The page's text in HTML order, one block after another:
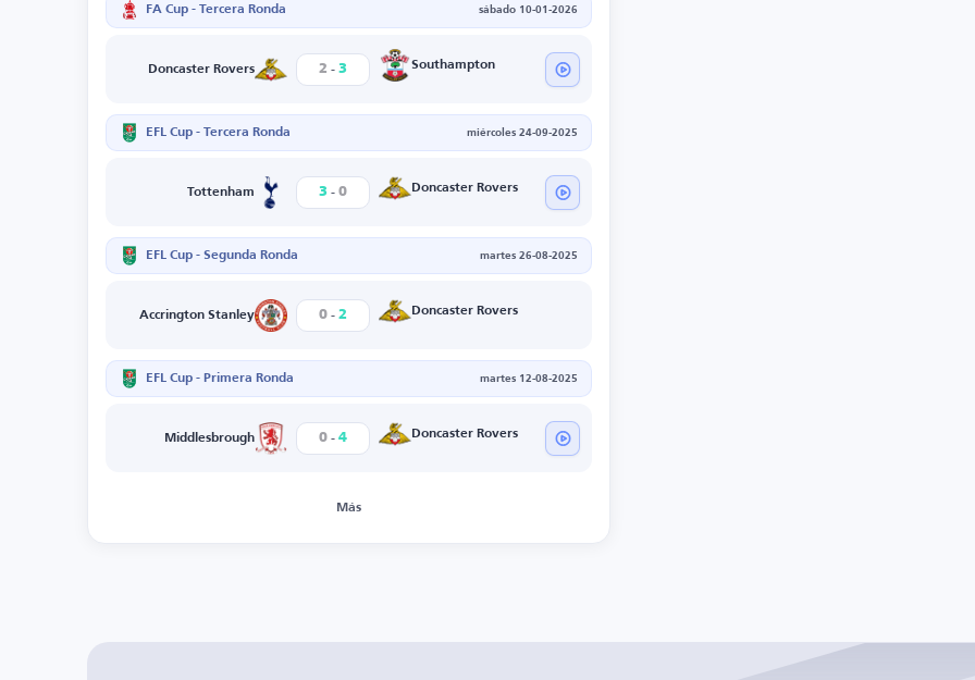
FA Cup - Tercera Ronda sábado 10-01-2026
Doncaster Rovers 2 - 3 Southampton
EFL Cup - Tercera Ronda miércoles 24-09-2025
Tottenham 3 - 0 Doncaster Rovers
EFL Cup - Segunda Ronda martes 26-08-2025
Accrington Stanley 0 - 2 Doncaster Rovers
EFL Cup - Primera Ronda martes 12-08-2025
Middlesbrough 0 - 4 Doncaster Rovers
Más